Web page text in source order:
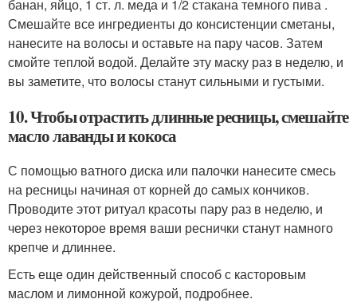
банан, яйцо, 1 ст. л. меда и 1/2 стакана темного пива .
Смешайте все ингредиенты до консистенции сметаны,
нанесите на волосы и оставьте на пару часов. Затем
смойте теплой водой. Делайте эту маску раз в неделю, и
вы заметите, что волосы станут сильными и густыми.
10. Чтобы отрастить длинные ресницы, смешайте
масло лаванды и кокоса
С помощью ватного диска или палочки нанесите смесь
на ресницы начиная от корней до самых кончиков.
Проводите этот ритуал красоты пару раз в неделю, и
через некоторое время ваши реснички станут намного
крепче и длиннее.
Есть еще один действенный способ с касторовым
маслом и лимонной кожурой, подробнее.